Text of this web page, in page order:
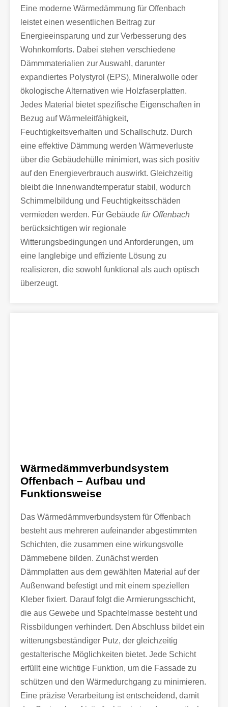
Eine moderne Wärmedämmung für Offenbach
leistet einen wesentlichen Beitrag zur
Energieeinsparung und zur Verbesserung des
Wohnkomforts. Dabei stehen verschiedene
Dämmmaterialien zur Auswahl, darunter
expandiertes Polystyrol (EPS), Mineralwolle oder
ökologische Alternativen wie Holzfaserplatten.
Jedes Material bietet spezifische Eigenschaften in
Bezug auf Wärmeleitfähigkeit,
Feuchtigkeitsverhalten und Schallschutz. Durch
eine effektive Dämmung werden Wärmeverluste
über die Gebäudehülle minimiert, was sich positiv
auf den Energieverbrauch auswirkt. Gleichzeitig
bleibt die Innenwandtemperatur stabil, wodurch
Schimmelbildung und Feuchtigkeitsschäden
vermieden werden. Für Gebäude für Offenbach
berücksichtigen wir regionale
Witterungsbedingungen und Anforderungen, um
eine langlebige und effiziente Lösung zu
realisieren, die sowohl funktional als auch optisch
überzeugt.
Wärmedämmverbundsystem
Offenbach – Aufbau und
Funktionsweise
Das Wärmedämmverbundsystem für Offenbach
besteht aus mehreren aufeinander abgestimmten
Schichten, die zusammen eine wirkungsvolle
Dämmebene bilden. Zunächst werden
Dämmplatten aus dem gewählten Material auf der
Außenwand befestigt und mit einem speziellen
Kleber fixiert. Darauf folgt die Armierungsschicht,
die aus Gewebe und Spachtelmasse besteht und
Rissbildungen verhindert. Den Abschluss bildet ein
witterungsbeständiger Putz, der gleichzeitig
gestalterische Möglichkeiten bietet. Jede Schicht
erfüllt eine wichtige Funktion, um die Fassade zu
schützen und den Wärmedurchgang zu minimieren.
Eine präzise Verarbeitung ist entscheidend, damit